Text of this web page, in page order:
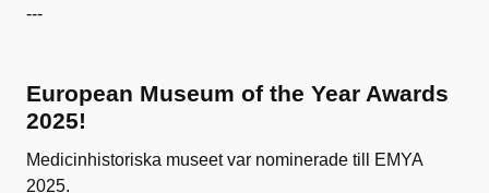
---
European Museum of the Year Awards
2025!
Medicinhistoriska museet var nominerade till EMYA
2025.